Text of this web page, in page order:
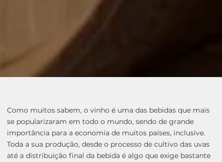
Como muitos sabem, o vinho é uma das bebidas que mais
se popularizaram em todo o mundo, sendo de grande
importância para a economia de muitos países, inclusive.
Toda a sua produção, desde o processo de cultivo das uvas
até a distribuição final da bebida é algo que exige bastante